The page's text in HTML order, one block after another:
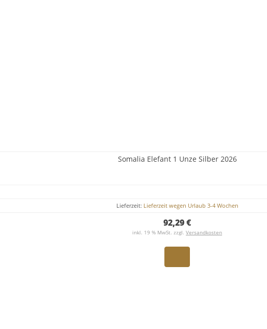
Somalia Elefant 1 Unze Silber 2026
Lieferzeit: Lieferzeit wegen Urlaub 3-4 Wochen
92,29 €
inkl. 19 % MwSt. zzgl. Versandkosten